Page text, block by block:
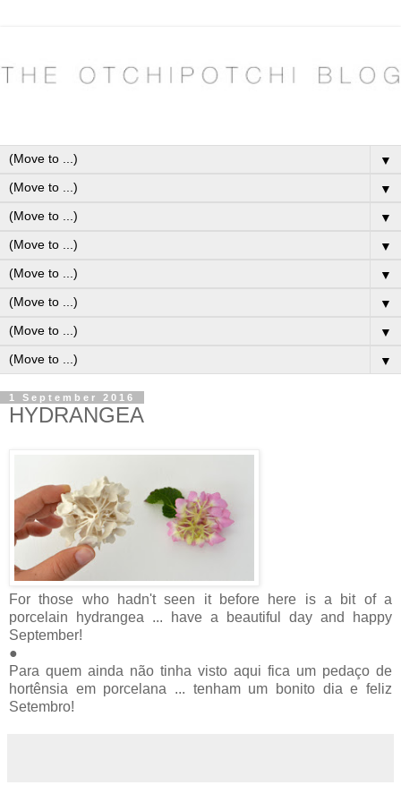
▼
▼
▼
▼
▼
▼
▼
▼
1 September 2016
HYDRANGEA
For those who hadn't seen it before here is a bit of a
porcelain hydrangea ... have a beautiful day and happy
September!
●
Para quem ainda não tinha visto aqui fica um pedaço de
hortênsia em porcelana ... tenham um bonito dia e feliz
Setembro!